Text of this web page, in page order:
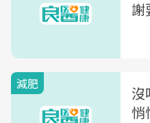
謝
減肥
沒
悄